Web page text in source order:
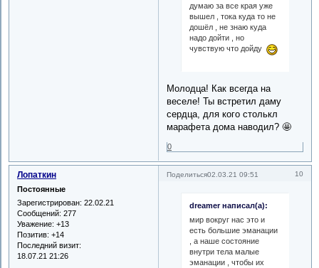
думаю за все края уже
вышел , тока куда то не
дошёл , не знаю куда
надо дойти , но
чувствую что дойду
Молодца! Как всегда на
веселе! Ты встретил даму
сердца, для кого столькл
марафета дома наводил? 🤩
0
Поделиться 10
02.03.21 09:51
Лопаткин
Постоянные
Зарегистрирован: 22.02.21
Сообщений: 277
Уважение: +13
Позитив: +14
Последний визит:
18.07.21 21:26
dreamer написал(а):
мир вокруг нас это и
есть большие эманации
, а наше состояние
внутри тела малые
эманации , чтобы их